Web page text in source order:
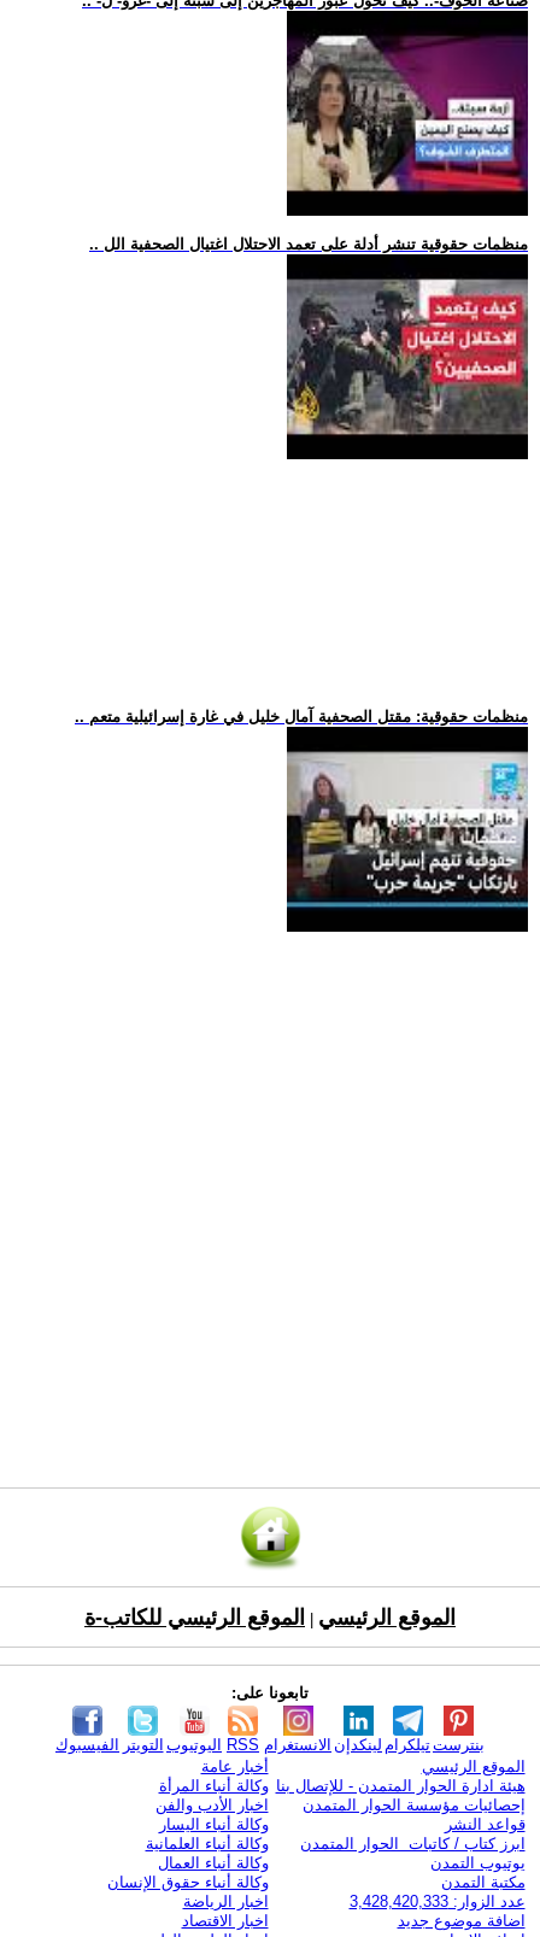
.. منظمات حقوقية تنشر أدلة على تعمد الاحتلال اغتيال الصحفية الل
.. منظمات حقوقية: مقتل الصحفية آمال خليل في غارة إسرائيلية متعم
الموقع الرئيسي الموقع الرئيسي للكاتب-ة
تابعونا على:
الفيسبوك التويتر اليوتيوب RSS الانستغرام لينكدإن تيلكرامبنترست
الموقع الرئيسي
هيئة ادارة الحوار المتمدن - للإتصال بنا
إحصائيات مؤسسة الحوار المتمدن
قواعد النشر
ابرز كتاب / كاتبات الحوار المتمدن
يوتيوب التمدن
مكتبة التمدن
عدد الزوار: 3,428,420,333
اضافة موضوع جديد
أخبار عامة
وكالة أنباء المرأة
اخبار الأدب والفن
وكالة أنباء اليسار
وكالة أنباء العلمانية
وكالة أنباء العمال
وكالة أنباء حقوق الإنسان
اخبار الرياضة
اخبار الاقتصاد